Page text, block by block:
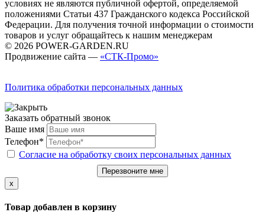
условиях не являются публичной офертой, определяемой
положениями Статьи 437 Гражданского кодекса Российской
Федерации. Для получения точной информации о стоимости
товаров и услуг обращайтесь к нашим менеджерам
© 2026 POWER-GARDEN.RU
Продвижение сайта — «СТК-Промо»
Политика обработки персональных данных
Заказать обратный звонок
Ваше имя
Телефон*
Согласие на обработку своих персональных данных
Перезвоните мне
x
Товар добавлен в корзину